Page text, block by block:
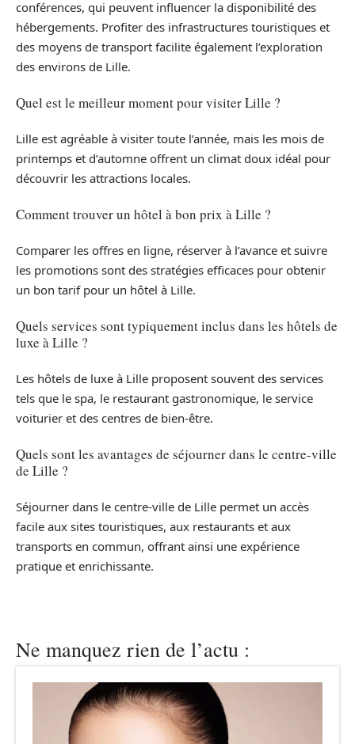
conférences, qui peuvent influencer la disponibilité des
hébergements. Profiter des infrastructures touristiques et
des moyens de transport facilite également l’exploration
des environs de Lille.
Quel est le meilleur moment pour visiter Lille ?
Lille est agréable à visiter toute l’année, mais les mois de
printemps et d’automne offrent un climat doux idéal pour
découvrir les attractions locales.
Comment trouver un hôtel à bon prix à Lille ?
Comparer les offres en ligne, réserver à l’avance et suivre
les promotions sont des stratégies efficaces pour obtenir
un bon tarif pour un hôtel à Lille.
Quels services sont typiquement inclus dans les hôtels de
luxe à Lille ?
Les hôtels de luxe à Lille proposent souvent des services
tels que le spa, le restaurant gastronomique, le service
voiturier et des centres de bien-être.
Quels sont les avantages de séjourner dans le centre-ville
de Lille ?
Séjourner dans le centre-ville de Lille permet un accès
facile aux sites touristiques, aux restaurants et aux
transports en commun, offrant ainsi une expérience
pratique et enrichissante.
Ne manquez rien de l’actu :